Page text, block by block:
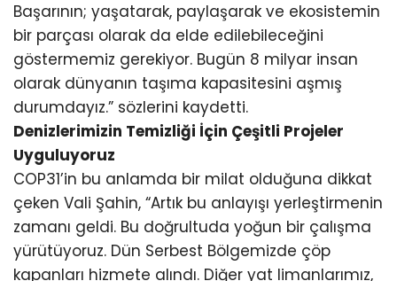
Başarının; yaşatarak, paylaşarak ve ekosistemin
bir parçası olarak da elde edilebileceğini
göstermemiz gerekiyor. Bugün 8 milyar insan
olarak dünyanın taşıma kapasitesini aşmış
durumdayız.” sözlerini kaydetti.
Denizlerimizin Temizliği İçin Çeşitli Projeler
Uyguluyoruz
COP31’in bu anlamda bir milat olduğuna dikkat
çeken Vali Şahin, “Artık bu anlayışı yerleştirmenin
zamanı geldi. Bu doğrultuda yoğun bir çalışma
yürütüyoruz. Dün Serbest Bölgemizde çöp
kapanları hizmete alındı. Diğer yat limanlarımız,